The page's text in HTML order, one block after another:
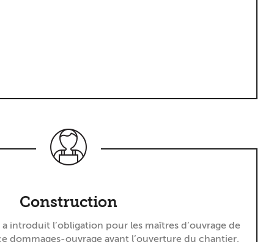
Construction
introduit l’obligation pour les maîtres d’ouvrage de
dommages-ouvrage avant l’ouverture du chantier.